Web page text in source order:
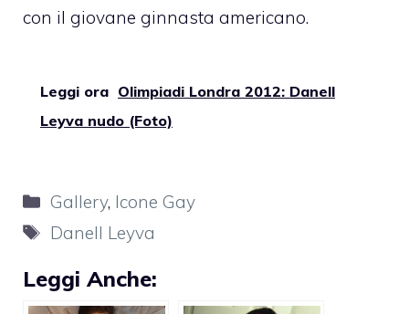
con il giovane ginnasta americano.
Leggi ora Olimpiadi Londra 2012: Danell
Leyva nudo (Foto)
Categorie
Gallery, Icone Gay
Tag
Danell Leyva
Leggi Anche: